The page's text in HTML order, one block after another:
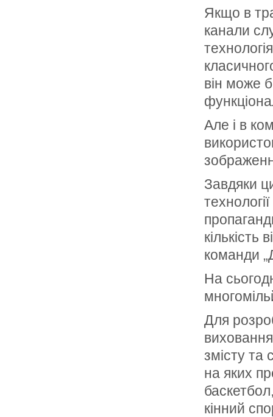
Якщо в
канали
він може
Але і в
Завдяки
кількість
команди
На
Для
змісту та
на яких
кінний